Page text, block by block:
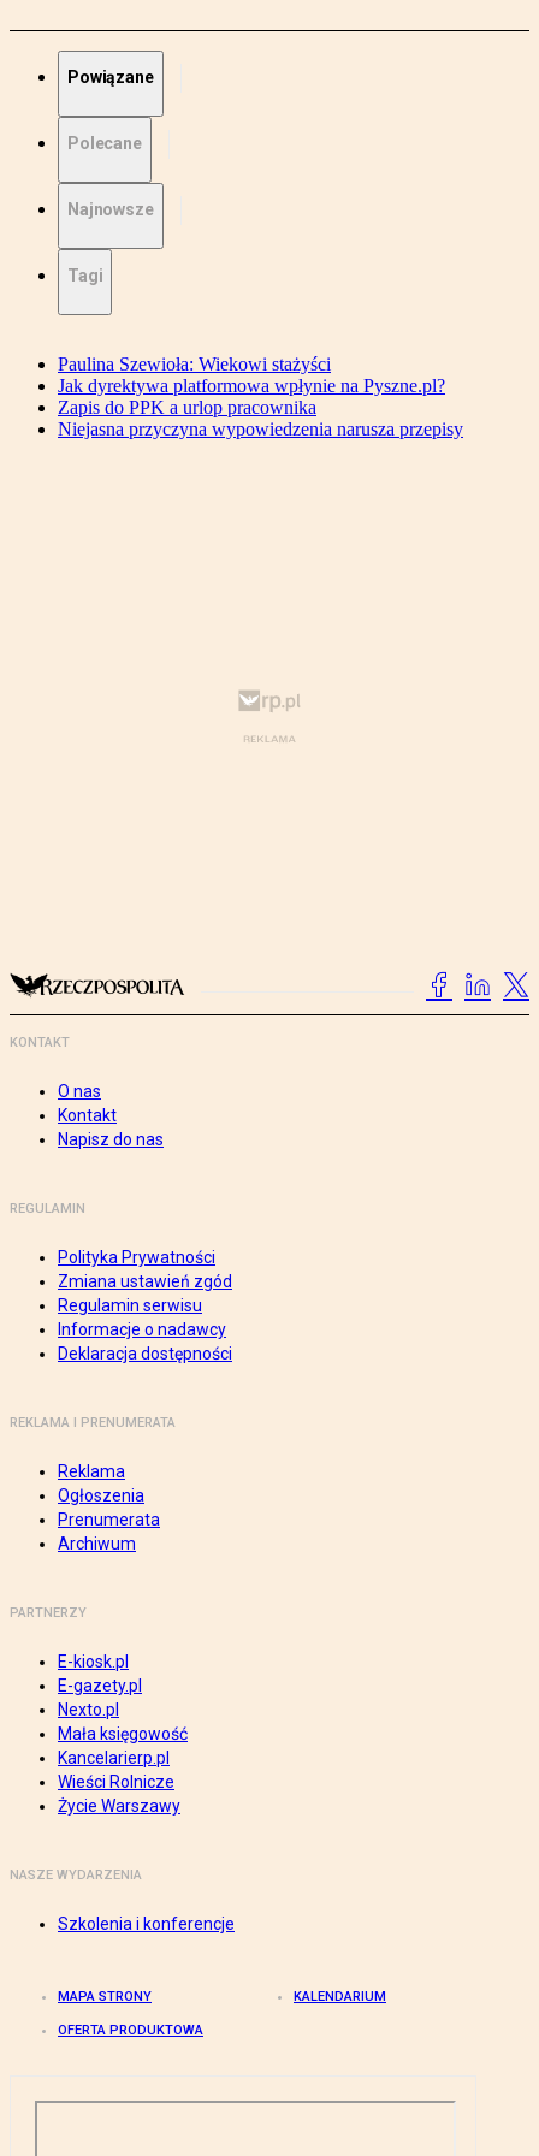
Powiązane
Polecane
Najnowsze
Tagi
Paulina Szewioła: Wiekowi stażyści
Jak dyrektywa platformowa wpłynie na Pyszne.pl?
Zapis do PPK a urlop pracownika
Niejasna przyczyna wypowiedzenia narusza przepisy
KONTAKT
O nas
Kontakt
Napisz do nas
REGULAMIN
Polityka Prywatności
Zmiana ustawień zgód
Regulamin serwisu
Informacje o nadawcy
Deklaracja dostępności
REKLAMA I PRENUMERATA
Reklama
Ogłoszenia
Prenumerata
Archiwum
PARTNERZY
E-kiosk.pl
E-gazety.pl
Nexto.pl
Mała księgowość
Kancelarierp.pl
Wieści Rolnicze
Życie Warszawy
NASZE WYDARZENIA
Szkolenia i konferencje
MAPA STRONY KALENDARIUM
OFERTA PRODUKTOWA